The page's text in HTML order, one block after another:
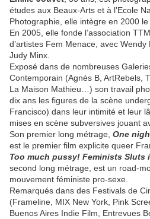
études aux Beaux-Arts et à l’Ecole
Photographie, elle intègre en 2000
En 2005, elle fonde l’association
d’artistes Fem Menace, avec
Judy Minx.
Exposé dans de nombreuses
Contemporain (Agnès B, ArtRebels,
La Maison Mathieu…) son travail
dix ans les figures de la scène
Francisco) dans leur intimité et leur
mises en scène subversives jouant
Son premier long métrage, One
est le premier film explicite queer
Too much pussy! Feminists Sluts
second long métrage, est un road-
mouvement féministe pro-sexe.
Remarqués dans des Festivals de
(Frameline, MIX New York, Pink
Buenos Aires Indie Film, Entrevues